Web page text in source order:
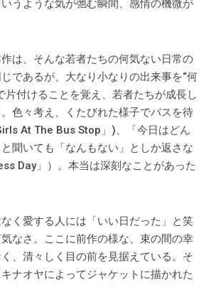
うような気が弛む瞬間、感情の機微が
は、そんな若者たちの何気ない日常の
であるが、大なり小なりの出来事を“何
片付けることを覚え、若者たちが成長し
色々考え、くたびれた様子でバスを待
At The Bus Stop」)、「今日はどん
聞いても「なんもない」としか返さな
Day」）。本当は深刻なことがあった
く愛する人には「いい日だった」と笑
なさ。ここに前作の様な、束の間の幸
、清々しく目の前を見据えている。そ
ナオヤによってジャケットに描かれた